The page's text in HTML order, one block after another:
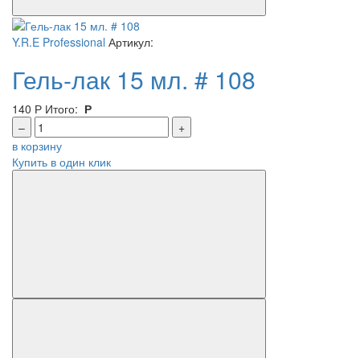
Y.R.E Professional Артикул:
Гель-лак 15 мл. # 108
140 Р Итого: Р
–
+
в корзину
Купить в один клик